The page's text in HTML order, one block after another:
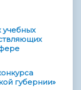
учебных
губернии»